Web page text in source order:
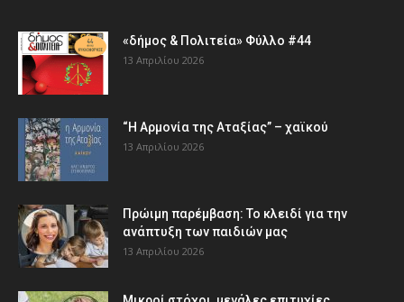
«δήμος & Πολιτεία» Φύλλο #44
13 Απριλίου 2026
“Η Αρμονία της Αταξίας” – χαϊκού
13 Απριλίου 2026
Πρώιμη παρέμβαση: Το κλειδί για την
ανάπτυξη των παιδιών µας
13 Απριλίου 2026